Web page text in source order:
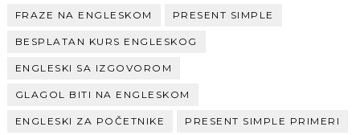
FRAZE NA ENGLESKOM PRESENT SIMPLE
BESPLATAN KURS ENGLESKOG
ENGLESKI SA IZGOVOROM
GLAGOL BITI NA ENGLESKOM
ENGLESKI ZA POČETNIKE PRESENT SIMPLE PRIMERI